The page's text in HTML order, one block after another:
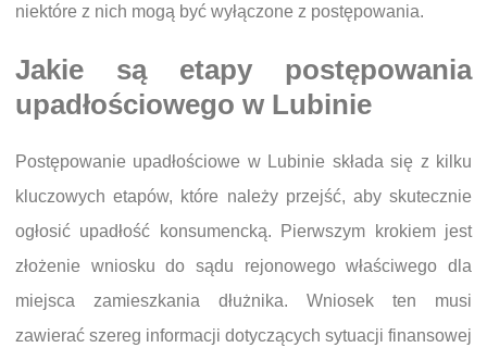
niektóre z nich mogą być wyłączone z postępowania.
Jakie są etapy postępowania
upadłościowego w Lubinie
Postępowanie upadłościowe w Lubinie składa się z kilku
kluczowych etapów, które należy przejść, aby skutecznie
ogłosić upadłość konsumencką. Pierwszym krokiem jest
złożenie wniosku do sądu rejonowego właściwego dla
miejsca zamieszkania dłużnika. Wniosek ten musi
zawierać szereg informacji dotyczących sytuacji finansowej